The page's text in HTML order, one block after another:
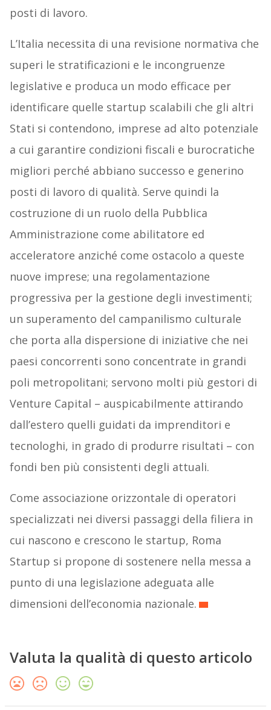
posti di lavoro.
L’Italia necessita di una revisione normativa che
superi le stratificazioni e le incongruenze
legislative e produca un modo efficace per
identificare quelle startup scalabili che gli altri
Stati si contendono, imprese ad alto potenziale
a cui garantire condizioni fiscali e burocratiche
migliori perché abbiano successo e generino
posti di lavoro di qualità. Serve quindi la
costruzione di un ruolo della Pubblica
Amministrazione come abilitatore ed
acceleratore anziché come ostacolo a queste
nuove imprese; una regolamentazione
progressiva per la gestione degli investimenti;
un superamento del campanilismo culturale
che porta alla dispersione di iniziative che nei
paesi concorrenti sono concentrate in grandi
poli metropolitani; servono molti più gestori di
Venture Capital – auspicabilmente attirando
dall’estero quelli guidati da imprenditori e
tecnologhi, in grado di produrre risultati – con
fondi ben più consistenti degli attuali.
Come associazione orizzontale di operatori
specializzati nei diversi passaggi della filiera in
cui nascono e crescono le startup, Roma
Startup si propone di sostenere nella messa a
punto di una legislazione adeguata alle
dimensioni dell’economia nazionale.
Valuta la qualità di questo articolo